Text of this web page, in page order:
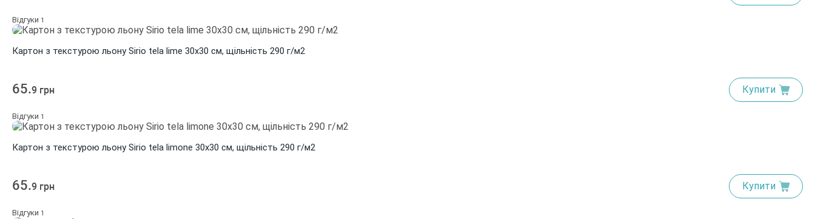
Відгуки 1
Картон з текстурою льону Sirio tela lime 30х30 см, щільність 290 г/м2
65.9 грн Купити
Відгуки 1
Картон з текстурою льону Sirio tela limone 30х30 см, щільність 290 г/м2
65.9 грн Купити
Відгуки 1